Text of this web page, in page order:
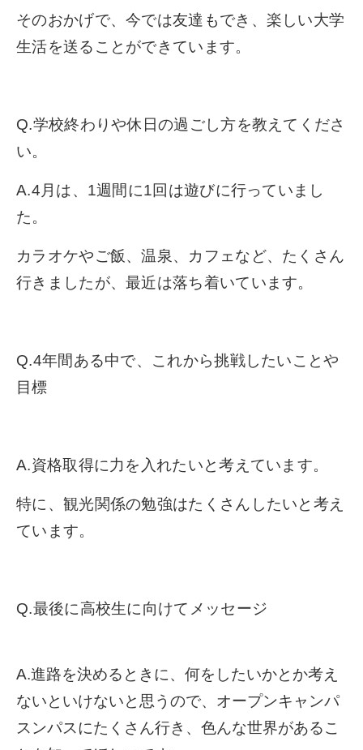
そのおかげで、今では友達もでき、楽しい大学
生活を送ることができています。
Q.学校終わりや休日の過ごし方を教えてくださ
い。
A.4月は、1週間に1回は遊びに行っていまし
た。
カラオケやご飯、温泉、カフェなど、たくさん
行きましたが、最近は落ち着いています。
Q.4年間ある中で、これから挑戦したいことや
目標
A.資格取得に力を入れたいと考えています。
特に、観光関係の勉強はたくさんしたいと考え
ています。
Q.最後に高校生に向けてメッセージ
A.進路を決めるときに、何をしたいかとか考え
ないといけないと思うので、オープンキャンパ
スンパスにたくさん行き、色んな世界があるこ